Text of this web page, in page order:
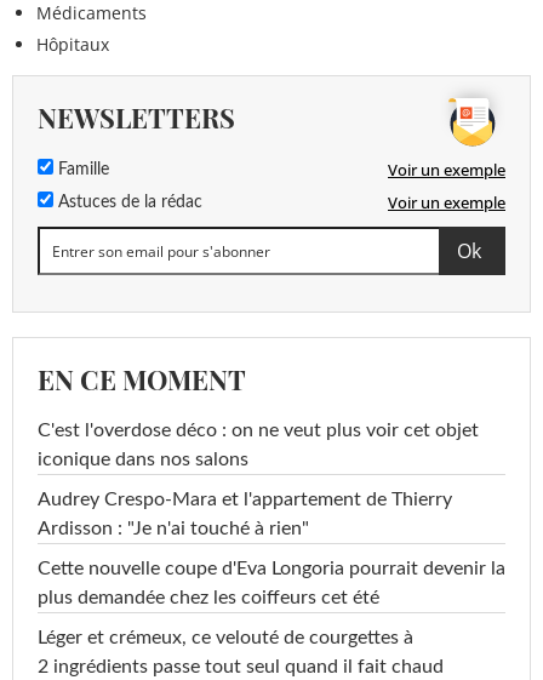
Médicaments
Hôpitaux
NEWSLETTERS
Famille Voir un exemple
Astuces de la rédac Voir un exemple
EN CE MOMENT
C'est l'overdose déco : on ne veut plus voir cet objet
iconique dans nos salons
Audrey Crespo-Mara et l'appartement de Thierry
Ardisson : "Je n'ai touché à rien"
Cette nouvelle coupe d'Eva Longoria pourrait devenir la
plus demandée chez les coiffeurs cet été
Léger et crémeux, ce velouté de courgettes à
2 ingrédients passe tout seul quand il fait chaud